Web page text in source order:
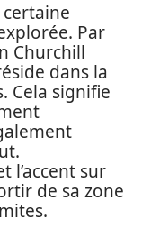
Par
Churchill
dans la
Cela signifie
l’accent sur
de sa zone